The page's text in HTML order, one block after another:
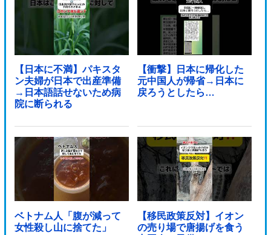
【日本に不満】パキスタ
ン夫婦が日本で出産準備
→日本語話せないため病
院に断られる
【衝撃】日本に帰化した
元中国人が帰省→日本に
戻ろうとしたら…
ベトナム人「腹が減って
女性殺し山に捨てた」
【移民政策反対】イオン
の売り場で唐揚げを食う